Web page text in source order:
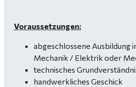
Voraussetzungen:
abgeschlossene Ausbildung
Mechanik / Elektrik oder
technisches
handwerkliches Geschick